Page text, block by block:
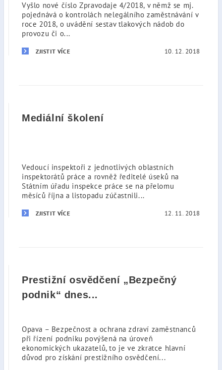
Vyšlo nové číslo Zpravodaje 4/2018, v němž se mj.
pojednává o kontrolách nelegálního zaměstnávání v
roce 2018, o uvádění sestav tlakových nádob do
provozu či o...
ZJISTIT VÍCE 10. 12. 2018
Mediální školení
Vedoucí inspektoři z jednotlivých oblastních
inspektorátů práce a rovněž ředitelé úseků na
Státním úřadu inspekce práce se na přelomu
měsíců října a listopadu zúčastnili...
ZJISTIT VÍCE 12. 11. 2018
Prestižní osvědčení „Bezpečný
podnik“ dnes...
Opava – Bezpečnost a ochrana zdraví zaměstnanců
při řízení podniku povýšená na úroveň
ekonomických ukazatelů, to je ve zkratce hlavní
důvod pro získání prestižního osvědčení...